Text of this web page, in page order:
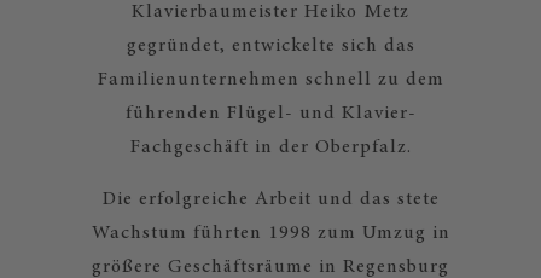
Klavierbaumeister Heiko Metz
gegründet, entwickelte sich das
Familienunternehmen schnell zu dem
führenden Flügel- und Klavier-
Fachgeschäft in der Oberpfalz.
Die erfolgreiche Arbeit und das stete
Wachstum führten 1998 zum Umzug in
größere Geschäftsräume in Regensburg